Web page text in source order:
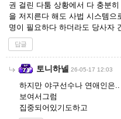
권 걸린 다툼 상황에서 다 충분
을 저지른다 해도 사법 시스템으
명이 필요하다 하더라도 당사자
답글
토니하넬 26-05-17 12:03
하지만 야구선수나 연애인은..
보여서그럼
집중되어있기도하고